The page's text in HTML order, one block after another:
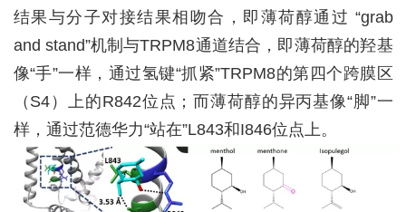
结果与分子对接结果相吻合，即薄荷醇通过 “grab
and stand”机制与TRPM8通道结合，即薄荷醇的羟基
像“手”一样，通过氢键“抓紧”TRPM8的第四个跨膜区
（ S4 ）上的R842位点；而薄荷醇的异丙基像“脚”一
样，通过范德华力“站在”L843和I846位点上。